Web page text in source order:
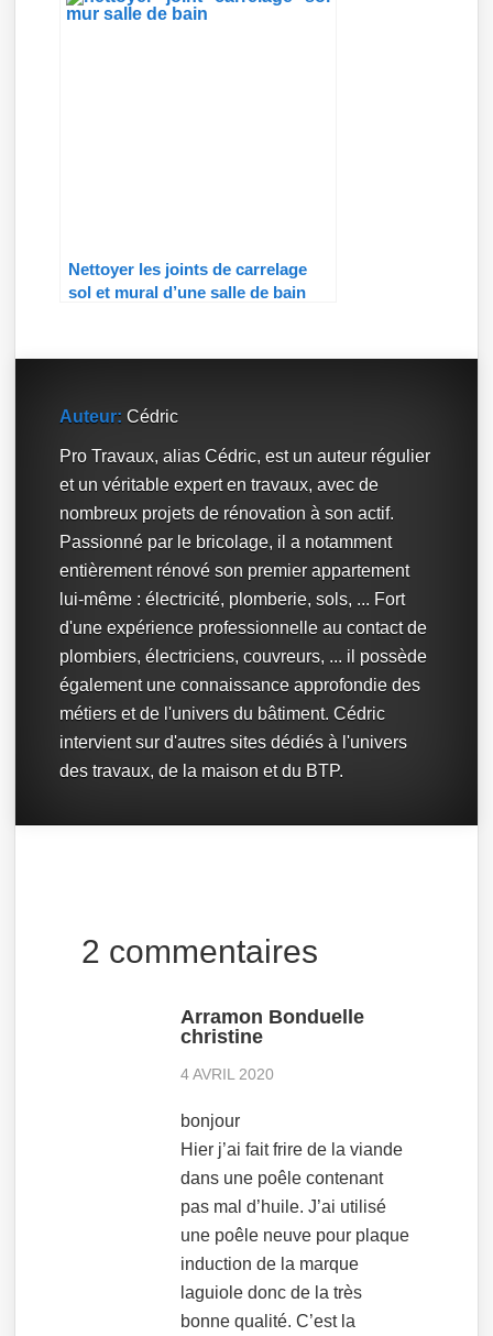
Nettoyer les joints de carrelage
sol et mural d’une salle de bain
Auteur: Cédric
Pro Travaux, alias Cédric, est un auteur régulier
et un véritable expert en travaux, avec de
nombreux projets de rénovation à son actif.
Passionné par le bricolage, il a notamment
entièrement rénové son premier appartement
lui-même : électricité, plomberie, sols, ... Fort
d'une expérience professionnelle au contact de
plombiers, électriciens, couvreurs, ... il possède
également une connaissance approfondie des
métiers et de l'univers du bâtiment. Cédric
intervient sur d'autres sites dédiés à l'univers
des travaux, de la maison et du BTP.
2 commentaires
Arramon Bonduelle
christine
4 AVRIL 2020
bonjour
Hier j’ai fait frire de la viande
dans une poêle contenant
pas mal d’huile. J’ai utilisé
une poêle neuve pour plaque
induction de la marque
laguiole donc de la très
bonne qualité. C’est la